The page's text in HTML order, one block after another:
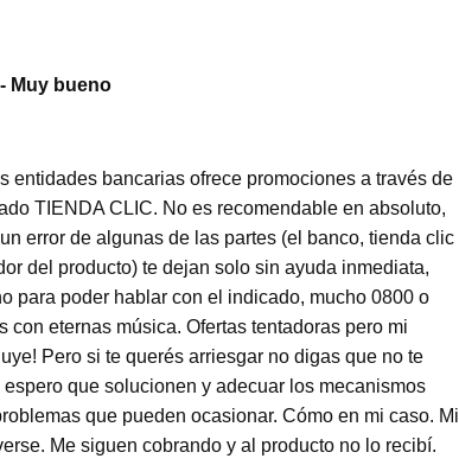
Muy bueno
entidades bancarias ofrece promociones a través de
TIENDA CLIC. No es recomendable en absoluto,
error de algunas de las partes (el banco, tienda clic
del producto) te dejan solo sin ayuda inmediata,
para poder hablar con el indicado, mucho 0800 o
con eternas música. Ofertas tentadoras pero mi
Pero si te querés arriesgar no digas que no te
que solucionen y adecuar los mecanismos
que pueden ocasionar. Cómo en mi caso. Mi
Me siguen cobrando y al producto no lo recibí.